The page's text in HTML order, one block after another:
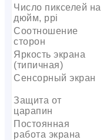
Число пикселей на
дюйм, ppi
Соотношение
сторон
Яркость экрана
(типичная)
Сенсорный экран
Защита от
царапин
Постоянная
работа экрана